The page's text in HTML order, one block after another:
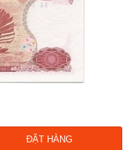
ĐẶT HÀNG